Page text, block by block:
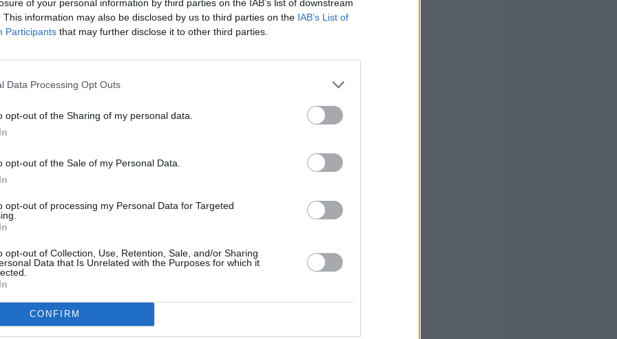
of your personal information by third parties on the IAB’s list of downstream
This information may also be disclosed by us to third parties on the IAB’s List of
Participants that may further disclose it to other third parties.
Data Processing Opt Outs
opt-out of the Sharing of my personal data.
opt-out of the Sale of my Personal Data.
opt-out of processing my Personal Data for Targeted
opt-out of Collection, Use, Retention, Sale, and/or Sharing
Data that Is Unrelated with the Purposes for which it
CONFIRM
a lanzar un plan de inspección, centrado en las
grandes empresas utilizan tarjetas de crédito
entre los directivos de Caja Madrid, que gastaron
y 2012 a través de estas “tarjetas en b”, según
este organismo. Estas indicaron que se trata de
a través de economía sumergida y de partidas
nada que ver, según dijeron, con las tarjetas de
de estas grandes empresas, pero cuyos
rentas en especie. “Se trata de averiguar si lo
Madrid se ha generalizado en las grandes
dijeron a Europa Press fuentes del Departamento
que este plan de inspección no se ceñirá
que se ampliará al resto de grandes compañías.